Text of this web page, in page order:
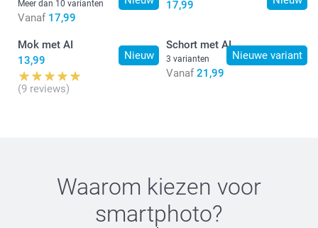
Aan de waslijn laten drogen of op lage temperatuur in
de droger.
Meer dan 10 varianten
Vanaf 17,99
17,99
Nieuw
Mok met AI
13,99
(9 reviews)
Nieuwe variant
Schort met AI
3 varianten
Vanaf 21,99
Waarom kiezen voor
smartphoto?